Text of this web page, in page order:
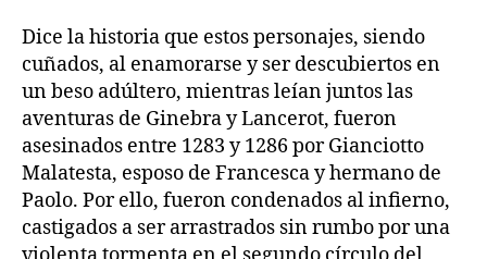
Dice la historia que estos personajes, siendo
cuñados, al enamorarse y ser descubiertos en
un beso adúltero, mientras leían juntos las
aventuras de Ginebra y Lancerot, fueron
asesinados entre 1283 y 1286 por Gianciotto
Malatesta, esposo de Francesca y hermano de
Paolo. Por ello, fueron condenados al infierno,
castigados a ser arrastrados sin rumbo por una